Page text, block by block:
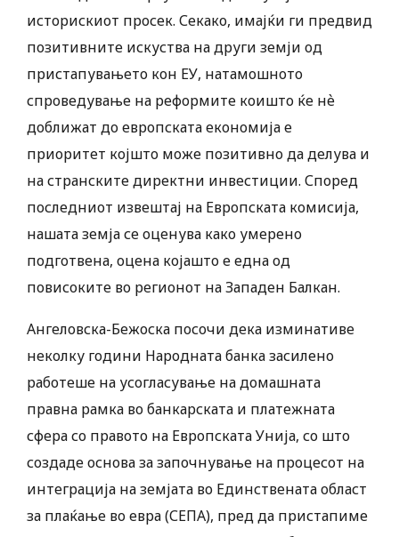
историскиот просек. Секако, имајќи ги предвид
позитивните искуства на други земји од
пристапувањето кон ЕУ, натамошното
спроведување на реформите коишто ќе нѐ
доближат до европската економија е
приоритет којшто може позитивно да делува и
на странските директни инвестиции. Според
последниот извештај на Европската комисија,
нашата земја се оценува како умерено
подготвена, оцена којашто е една од
повисоките во регионот на Западен Балкан.
Ангеловска-Бежоска посочи дека изминативе
неколку години Народната банка засилено
работеше на усогласување на домашната
правна рамка во банкарската и платежната
сфера со правото на Европската Унија, со што
создаде основа за започнување на процесот на
интеграција на земјата во Единствената област
за плаќање во евра (СЕПА), пред да пристапиме